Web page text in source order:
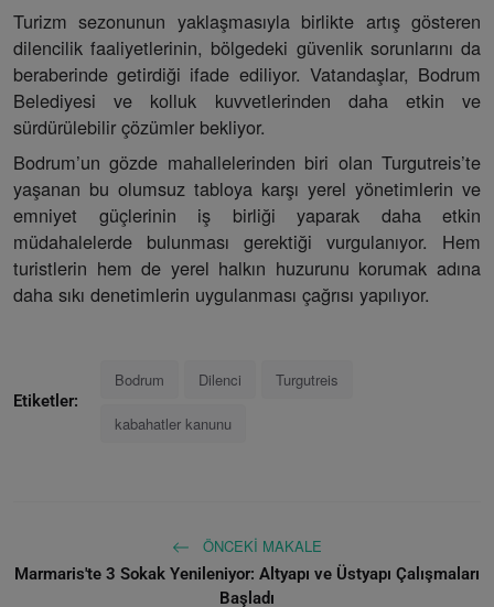
Turizm sezonunun yaklaşmasıyla birlikte artış gösteren
dilencilik faaliyetlerinin, bölgedeki güvenlik sorunlarını da
beraberinde getirdiği ifade ediliyor. Vatandaşlar, Bodrum
Belediyesi ve kolluk kuvvetlerinden daha etkin ve
sürdürülebilir çözümler bekliyor.
Bodrum’un gözde mahallelerinden biri olan Turgutreis’te
yaşanan bu olumsuz tabloya karşı yerel yönetimlerin ve
emniyet güçlerinin iş birliği yaparak daha etkin
müdahalelerde bulunması gerektiği vurgulanıyor. Hem
turistlerin hem de yerel halkın huzurunu korumak adına
daha sıkı denetimlerin uygulanması çağrısı yapılıyor.
Etiketler:
Bodrum Dilenci Turgutreis
kabahatler kanunu
ÖNCEKI MAKALE
Marmaris'te 3 Sokak Yenileniyor: Altyapı ve Üstyapı Çalışmaları
Başladı